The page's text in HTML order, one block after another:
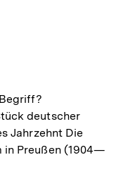
deutscher
Jahrzehnt Die
in Preußen (1904—